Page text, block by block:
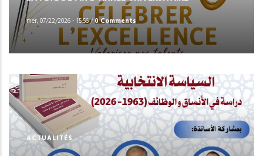
mer, 07/22/2026 - 15:56/0 Comments
ACTUALITÉS